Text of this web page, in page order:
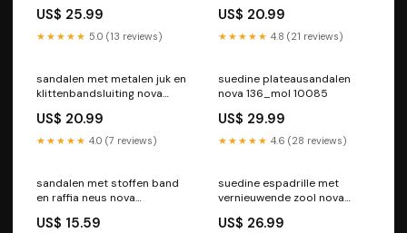
US$ 25.99
★★★★★ 5.0 (13 reviews)
US$ 20.99
★★★★★ 4.8 (21 reviews)
sandalen met metalen juk en
klittenbandsluiting nova
US$ 20.99
★★★★★ 4.0 (7 reviews)
suedine plateausandalen
nova 136_mol 10085
US$ 29.99
★★★★★ 4.6 (28 reviews)
sandalen met stoffen band
en raffia neus nova
US$ 15.59
suedine espadrille met
vernieuwende zool nova
US$ 26.99